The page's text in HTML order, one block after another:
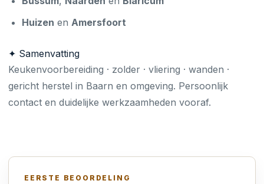
Huizen en Amersfoort
✦ Samenvatting
Keukenvoorbereiding · zolder · vliering · wanden ·
gericht herstel in Baarn en omgeving. Persoonlijk
contact en duidelijke werkzaamheden vooraf.
EERSTE BEOORDELING